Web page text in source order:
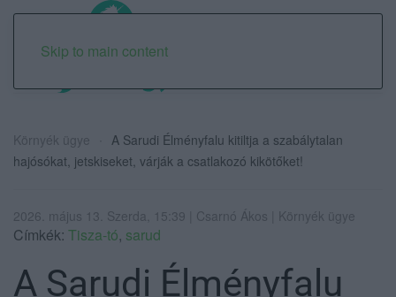
Skip to main content
Környék ügye
A Sarudi Élményfalu kitiltja a szabálytalan
hajósókat, jetskiseket, várják a csatlakozó kikötőket!
2026. május 13. Szerda, 15:39 | Csarnó Ákos | Környék ügye
Címkék: Tisza-tó, sarud
A Sarudi Élményfalu